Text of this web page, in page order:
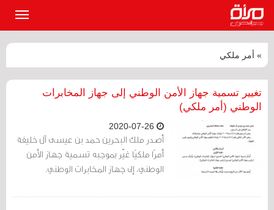
» أمر ملكي
تغيير تسمية جهاز الأمن الوطني إلى جهاز المخابرات
الوطني (أمر ملكي)
أصدر ملك البحرين حمد بن عيسى آل خليفة
أمرًا ملكيًا غيّر بموجبه تسمية جهاز الأمن
الوطني، إلى جهاز المخابرات الوطني.